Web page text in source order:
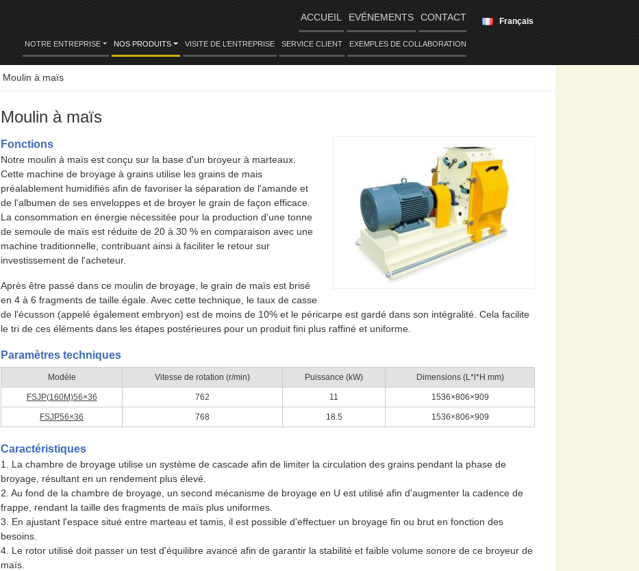
Français
ACCUEIL EVÉNEMENTS CONTACT
NOTRE ENTREPRISE NOS PRODUITS VISITE DE L’ENTREPRISE SERVICE CLIENT EXEMPLES DE COLLABORATION
Moulin à maïs
Moulin à maïs
Fonctions
Notre moulin à maïs est conçu sur la base d'un broyeur à marteaux.
Cette machine de broyage à grains utilise les grains de mais
préalablement humidifiés afin de favoriser la séparation de l'amande et
de l'albumen de ses enveloppes et de broyer le grain de façon efficace.
La consommation en énergie nécessitée pour la production d'une tonne
de semoule de maïs est réduite de 20 à 30 % en comparaison avec une
machine traditionnelle, contribuant ainsi à faciliter le retour sur
investissement de l'acheteur.
Après être passé dans ce moulin de broyage, le grain de maïs est brisé
en 4 à 6 fragments de taille égale. Avec cette technique, le taux de casse
de l'écusson (appelé également embryon) est de moins de 10% et le péricarpe est gardé dans son intégralité. Cela facilite
le tri de ces éléments dans les étapes postérieures pour un produit fini plus raffiné et uniforme.
Paramètres techniques
Modèle Vitesse de rotation (r/min) Puissance (kW) Dimensions (L*l*H mm)
FSJP(160M)56×36 762 11 1536×806×909
FSJP56×36 768 18.5 1536×806×909
Caractéristiques
1. La chambre de broyage utilise un système de cascade afin de limiter la circulation des grains pendant la phase de
broyage, résultant en un rendement plus élevé.
2. Au fond de la chambre de broyage, un second mécanisme de broyage en U est utilisé afin d'augmenter la cadence de
frappe, rendant la taille des fragments de maïs plus uniformes.
3. En ajustant l'espace situé entre marteau et tamis, il est possible d'effectuer un broyage fin ou brut en fonction des
besoins.
4. Le rotor utilisé doit passer un test d'équilibre avancé afin de garantir la stabilité et faible volume sonore de ce broyeur de
maïs.